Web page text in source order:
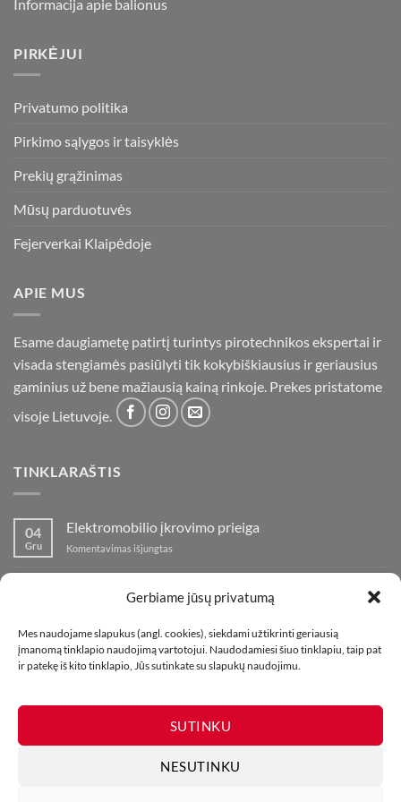
Gerbiame jūsų privatumą
Mes naudojame slapukus (angl. cookies), siekdami užtikrinti geriausią
įmanomą tinklapio naudojimą vartotojui. Naudodamiesi šiuo tinklapiu, taip pat
ir patekę iš kito tinklapio, Jūs sutinkate su slapukų naudojimu.
SUTINKU
NESUTINKU
Informacija apie balionus
PIRKĖJUI
Privatumo politika
Pirkimo sąlygos ir taisyklės
Prekių grąžinimas
Mūsų parduotuvės
Fejerverkai Klaipėdoje
APIE MUS
Esame daugiametę patirtį turintys pirotechnikos ekspertai ir
visada stengiamės pasiūlyti tik kokybiškiausius ir geriausius
gaminius už bene mažiausią kainą rinkoje. Prekes pristatome
visoje Lietuvoje.
TINKLARAŠTIS
04
Gru
Elektromobilio įkrovimo prieiga
Komentavimas išjungtas
prieiga
Komentavimas išjungtasįraše
fejerverkų
parduotuvė
Klaipedoje!
01
Lap
Kaip fotografuoti fejerverkus
Komentavimas išjungtasįraše
fejerverkus